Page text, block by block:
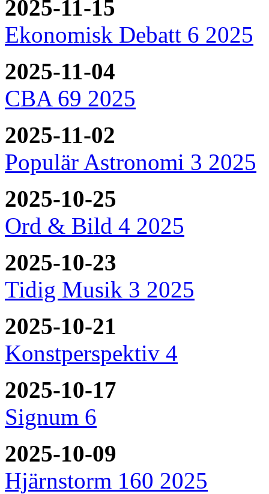
2025-11-15
Ekonomisk Debatt 6 2025
2025-11-04
CBA 69 2025
2025-11-02
Populär Astronomi 3 2025
2025-10-25
Ord & Bild 4 2025
2025-10-23
Tidig Musik 3 2025
2025-10-21
Konstperspektiv 4
2025-10-17
Signum 6
2025-10-09
Hjärnstorm 160 2025